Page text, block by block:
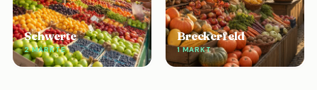
Schwerte
2 MÄRKTE
Breckerfeld
1 MARKT